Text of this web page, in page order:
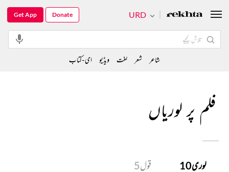
فلم پر لوریاں
لوری10 قول5
URD
Get App Donate
شاعر شعر لغت ویڈیو ای-کتاب